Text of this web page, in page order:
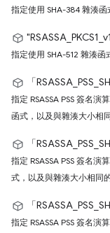
指定使用 SHA-384 雜湊函
指定使用 SHA-512 雜湊函
「
指定 RSASSA PSS 簽名
函式，以及與雜湊大小相同
「
指定 RSASSA PSS 簽名
式，以及與雜湊大小相同的
「
指定 RSASSA PSS 簽名演